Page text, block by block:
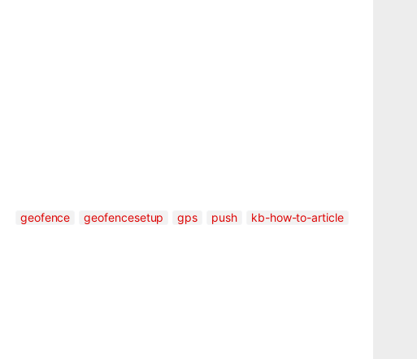
geofence geofencesetup gps push kb-how-to-article